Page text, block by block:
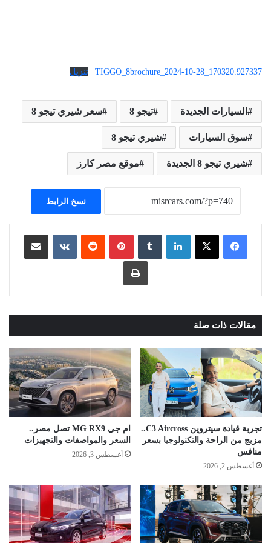
TIGGO_8brochure_2024-10-28_170320.927337 تنزيل
السيارات الجديدة تيجو 8 سعر شيري تيجو 8
سوق السيارات شيري تيجو 8
شيري تيجو 8 الجديدة موقع مصر كارز
نسخ الرابط
لينكدإن ‏Tumblr بينتيريست
‏Reddit
‏VKontakte مشاركة عبر البريد
طباعة
مقالات ذات صلة
تجربة قيادة سيتروين C3 Aircross..
مزيج من الراحة والتكنولوجيا بسعر
منافس
أغسطس 2, 2026
ام جي MG RX9 تصل مصر..
السعر والمواصفات والتجهيزات
أغسطس 3, 2026